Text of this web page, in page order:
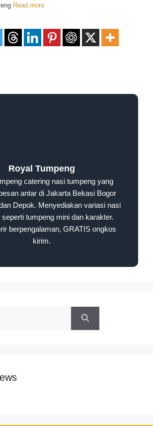
Read more
Royal Tumpeng
catering nasi tumpeng yang
antar di Jakarta Bekasi Bogor
Depok. Menyediakan variasi nasi
tumpeng mini dan karakter.
berpengalaman, GRATIS ongkos
kirim.